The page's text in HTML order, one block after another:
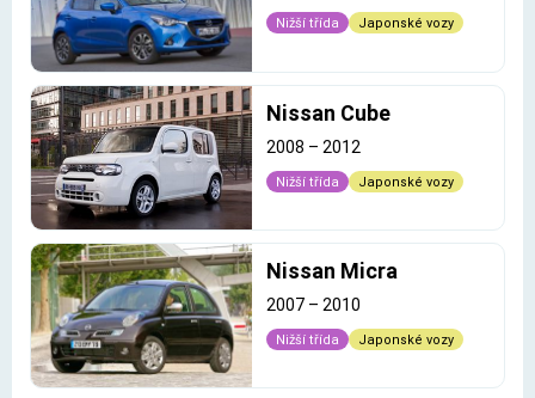
Nižší třída Japonské vozy
Nissan Cube
2008 – 2012
Nižší třída Japonské vozy
Nissan Micra
2007 – 2010
Nižší třída Japonské vozy